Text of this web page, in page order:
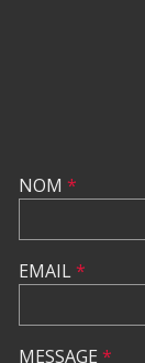
NOM *
EMAIL*
MESSAGE *